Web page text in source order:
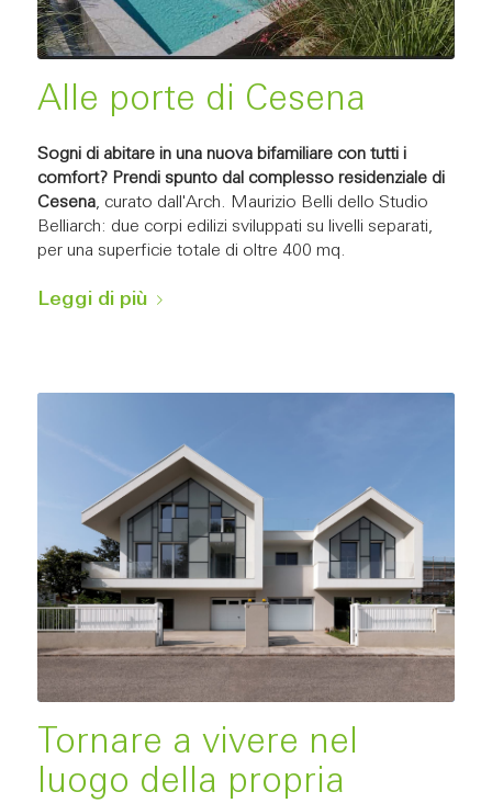
Alle porte di Cesena
Sogni di abitare in una nuova bifamiliare con tutti i
comfort? Prendi spunto dal complesso residenziale di
Cesena, curato dall'Arch. Maurizio Belli dello Studio
Belliarch: due corpi edilizi sviluppati su livelli separati,
per una superficie totale di oltre 400 mq.
Leggi di più
Tornare a vivere nel
luogo della propria